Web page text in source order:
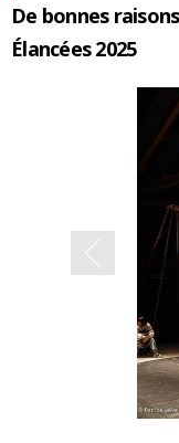
De bonnes
Élancées 2025